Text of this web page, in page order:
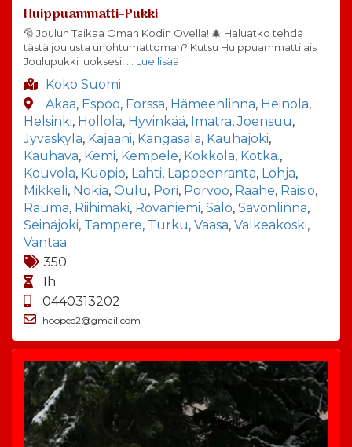
Huippuammatti-Pukki
🎅 Joulun Taikaa Oman Kodin Ovella! 🎄 Haluatko tehdä
tästä joulusta unohtumattoman? Kutsu Huippuammattilais
Joulupukki luoksesi! … Lue lisää
Koko Suomi
Akaa, Espoo, Forssa, Hämeenlinna, Heinola,
Helsinki, Hollola, Hyvinkää, Imatra,Joensuu,
Jyväskylä, Kajaani, Kangasala, Kauhajoki,
Kauhava, Kemi, Kempele, Kokkola, Kotka.,
Kouvola, Kuopio, Lahti, Lappeenranta, Lohja,
Mikkeli, Nokia, Oulu, Pori, Porvoo, Raahe, Raisio,
Rauma, Riihimäki, Rovaniemi, Salo, Savonlinna,
Seinäjoki, Tampere, Turku, Vaasa, Valkeakoski,
Vantaa
350
1h
0440313202
hoopee2@gmail.com